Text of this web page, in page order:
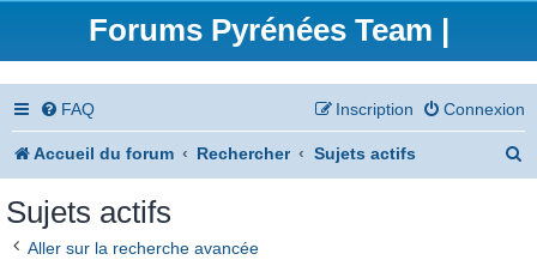
Forums Pyrénées Team |
FAQ Connexion
Inscription
Accueil du forum Rechercher Sujets actifs
Sujets actifs
Aller sur la recherche avancée